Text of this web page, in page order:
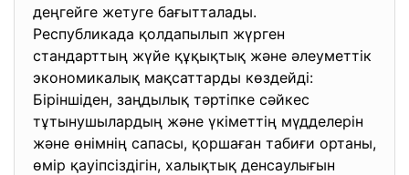
деңгейге жетуге бағытталады.
Республикада қолдапылып жүрген
стандарттың жүйе құқықтық және әлеуметтік
экономикалық мақсаттарды көздейді:
Біріншіден, заңдылық тәртіпке сәйкес
тұтынушылардың және үкіметтің мүдделерін
және өнімнің сапасы, қоршаған табиғи ортаны,
өмір қауіпсіздігін, халықтық денсаулығын